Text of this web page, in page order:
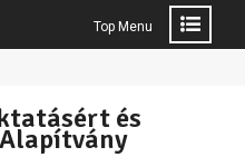
Top Menu
és